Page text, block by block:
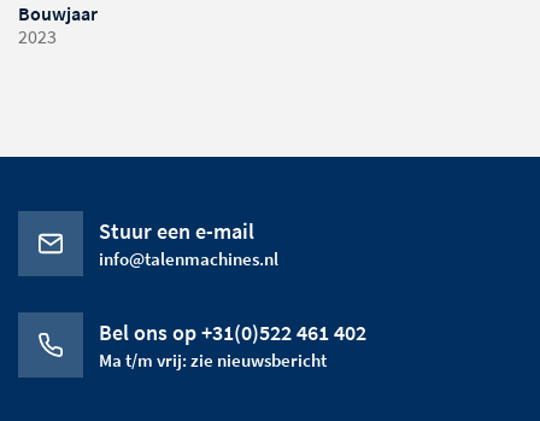
Bouwjaar
2023
Stuur een e-mail
info@talenmachines.nl
Bel ons op +31(0)522 461 402
Ma t/m vrij: zie nieuwsbericht